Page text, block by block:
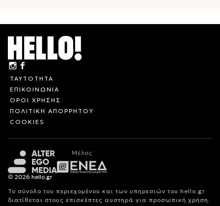
ΤΑΥΤΟΤΗΤΑ
ΕΠΙΚΟΙΝΩΝΙΑ
ΟΡΟΙ ΧΡΗΣΗΣ
ΠΟΛΙΤΙΚΗ ΑΠΟΡΡΗΤΟΥ
COOKIES
© 2026 hello.gr
Το σύνολο του περιεχομένου και των υπηρεσιών του hello.gr
διατίθεται στους επισκέπτες αυστηρά για προσωπική χρήση.